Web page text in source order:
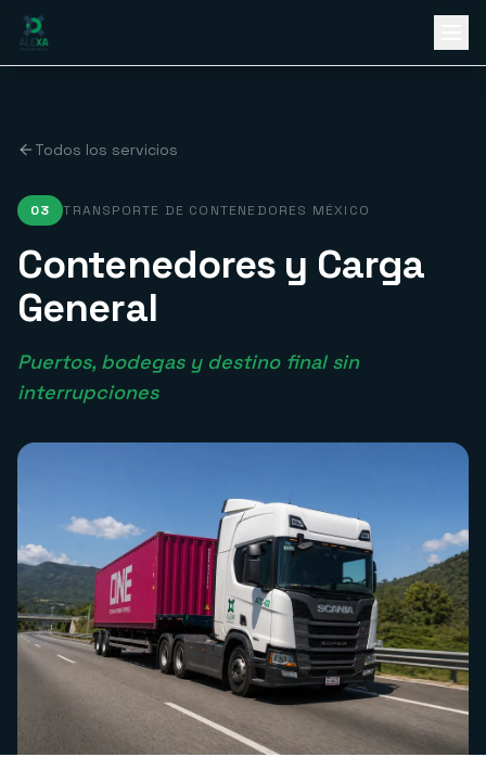
Ir al contenido principal
Todos los servicios
03 TRANSPORTE DE CONTENEDORES MÉXICO
Contenedores y Carga
General
Puertos, bodegas y destino final sin
interrupciones